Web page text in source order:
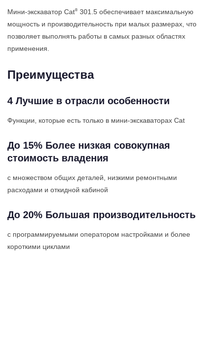
Мини-экскаватор Cat® 301.5 обеспечивает максимальную
мощность и производительность при малых размерах, что
позволяет выполнять работы в самых разных областях
применения.
Преимущества
4 Лучшие в отрасли особенности
Функции, которые есть только в мини-экскаваторах Cat
До 15% Более низкая совокупная
стоимость владения
с множеством общих деталей, низкими ремонтными
расходами и откидной кабиной
До 20% Большая производительность
с программируемыми оператором настройками и более
короткими циклами